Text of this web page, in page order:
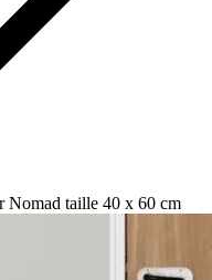
Nomad taille 40 x 60 cm